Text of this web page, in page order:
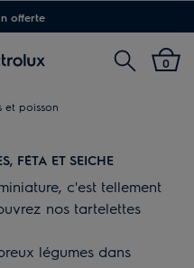
offerte
Rechercher
0
et poisson
FÉTA ET SEICHE
c'est tellement
nos tartelettes
légumes dans